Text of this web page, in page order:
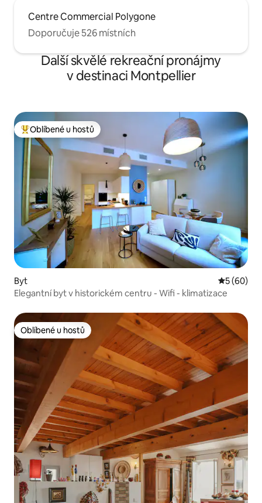
Centre Commercial Polygone
Doporučuje 526 místních
Další skvělé rekreační pronájmy
v destinaci Montpellier
Nejlepší v kategorii Oblíbené u hostů
Oblíbené u hostů
Byt Průměrné
5 (60)
Elegantní byt v historickém centru - Wifi - klimatizace
Oblíbené u hostů
Oblíbené u hostů